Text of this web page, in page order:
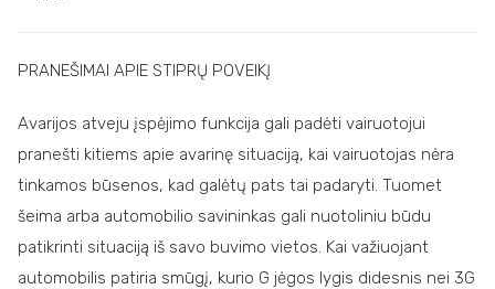
PRANEŠIMAI APIE STIPRŲ POVEIKĮ
Avarijos atveju įspėjimo funkcija gali padėti vairuotojui
pranešti kitiems apie avarinę situaciją, kai vairuotojas nėra
tinkamos būsenos, kad galėtų pats tai padaryti. Tuomet
šeima arba automobilio savininkas gali nuotoliniu būdu
patikrinti situaciją iš savo buvimo vietos. Kai važiuojant
automobilis patiria smūgį, kurio G jėgos lygis didesnis nei 3G